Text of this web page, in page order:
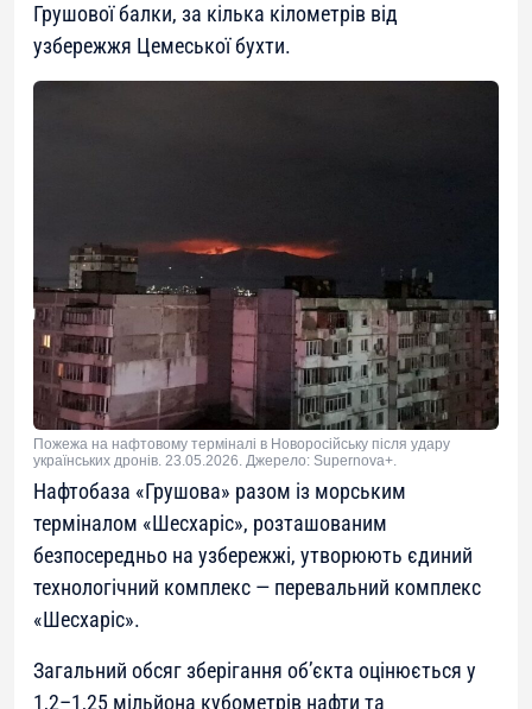
Грушової балки, за кілька кілометрів від
узбережжя Цемеської бухти.
Пожежа на нафтовому терміналі в Новоросійську після удару
українських дронів. 23.05.2026. Джерело: Supernova+.
Нафтобаза «Грушова» разом із морським
терміналом «Шесхаріс», розташованим
безпосередньо на узбережжі, утворюють єдиний
технологічний комплекс — перевальний комплекс
«Шесхаріс».
Загальний обсяг зберігання об’єкта оцінюється у
1,2–1,25 мільйона кубометрів нафти та